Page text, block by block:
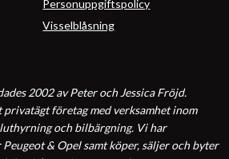
2002 av Peter och Jessica Fröjd.
företag med verksamhet inom
och bilbärgning. Vi har
& Opel samt köper, säljer och byter
Personuppgiftspolicy
Visselblåsning